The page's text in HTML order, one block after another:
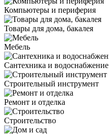
Компьютеры и периферия
Товары для дома, бакалея
Мебель
Сантехника и водоснабжение
Строительный инструмент
Ремонт и отделка
Строительство